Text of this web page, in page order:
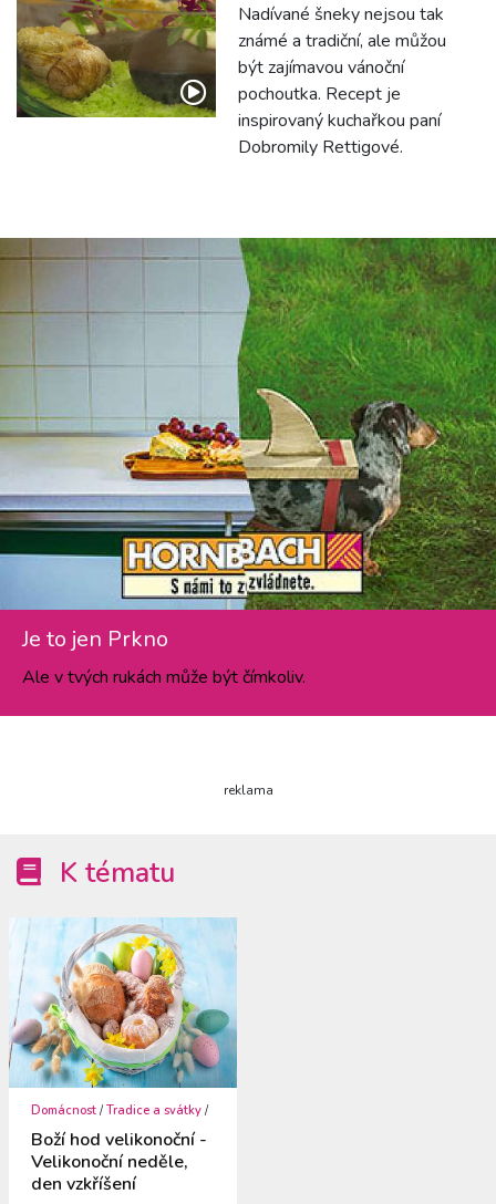
Nadívané šneky nejsou tak
známé a tradiční, ale můžou
být zajímavou vánoční
pochoutka. Recept je
inspirovaný kuchařkou paní
Dobromily Rettigové.
Je to jen Prkno
Ale v tvých rukách může být čímkoliv.
reklama
K tématu
Domácnost /Tradice a svátky /
Boží hod velikonoční -
Velikonoční neděle,
den vzkříšení